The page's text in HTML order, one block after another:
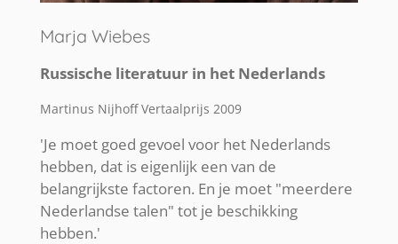
Marja Wiebes
Russische literatuur in het Nederlands
Martinus Nijhoff Vertaalprijs 2009
'Je moet goed gevoel voor het Nederlands
hebben, dat is eigenlijk een van de
belangrijkste factoren. En je moet "meerdere
Nederlandse talen" tot je beschikking
hebben.'